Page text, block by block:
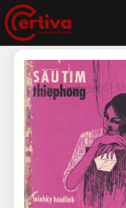
Trang chủ
Blog
Lời bài hát sầu tím thiệp